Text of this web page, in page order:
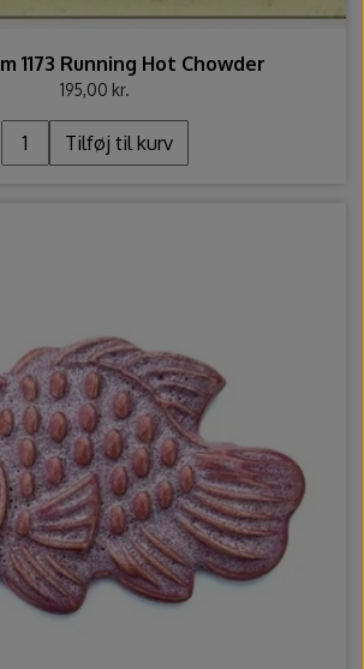
1173 Running Hot Chowder
195,00 kr.
Tilføj til kurv